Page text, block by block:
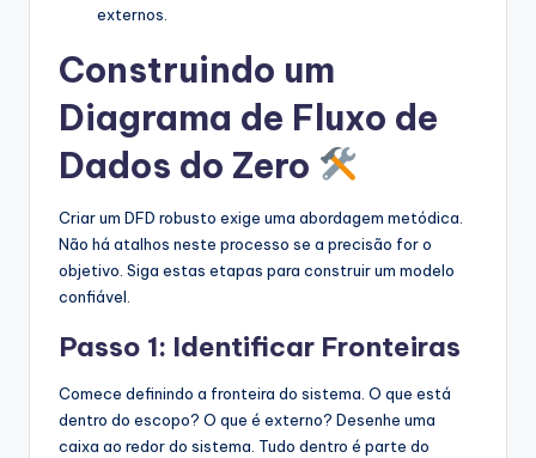
externos.
Construindo um
Diagrama de Fluxo de
Dados do Zero
Criar um DFD robusto exige uma abordagem metódica.
Não há atalhos neste processo se a precisão for o
objetivo. Siga estas etapas para construir um modelo
confiável.
Passo 1: Identificar Fronteiras
Comece definindo a fronteira do sistema. O que está
dentro do escopo? O que é externo? Desenhe uma
caixa ao redor do sistema. Tudo dentro é parte do